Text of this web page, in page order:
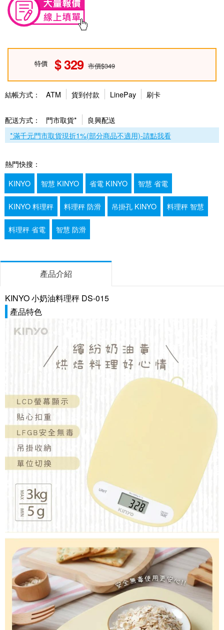
特價 329 市價$349
結帳方式： ATM 貨到付款 LinePay 刷卡
配送方式： 門市取貨*
良興配送
*滿千元門市取貨現折1%(部分商品不適用)-請點我看
熱門快搜：
KINYO
智慧 KINYO 省電 KINYO 智慧 省電
KINYO 料理秤 料理秤 防滑 吊掛孔 KINYO 料理秤 智慧
料理秤 省電 智慧 防滑
產品介紹
KINYO 小奶油料理秤 DS-015
產品特色